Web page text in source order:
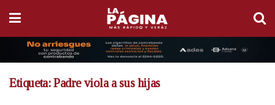
Etiqueta:Padre viola a sus hijas